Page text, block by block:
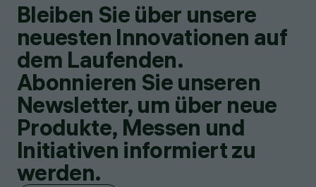
Bleiben Sie über unsere
neuesten Innovationen auf
dem Laufenden.
Abonnieren Sie unseren
Newsletter, um über neue
Produkte, Messen und
Initiativen informiert zu
werden.